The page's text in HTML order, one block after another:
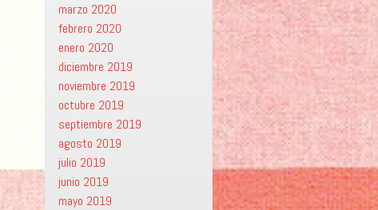
marzo 2020
febrero 2020
enero 2020
diciembre 2019
noviembre 2019
octubre 2019
septiembre 2019
agosto 2019
julio 2019
junio 2019
mayo 2019